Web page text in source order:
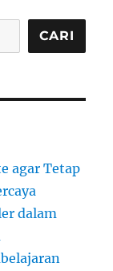
CARI
agar Tetap
dalam